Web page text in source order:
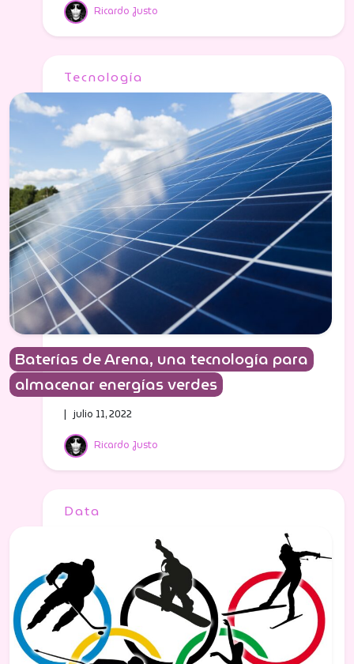
Ricardo Justo
Tecnología
Baterías de Arena, una tecnología para
almacenar energías verdes
Ricardo Justo
| julio 11, 2022
Data